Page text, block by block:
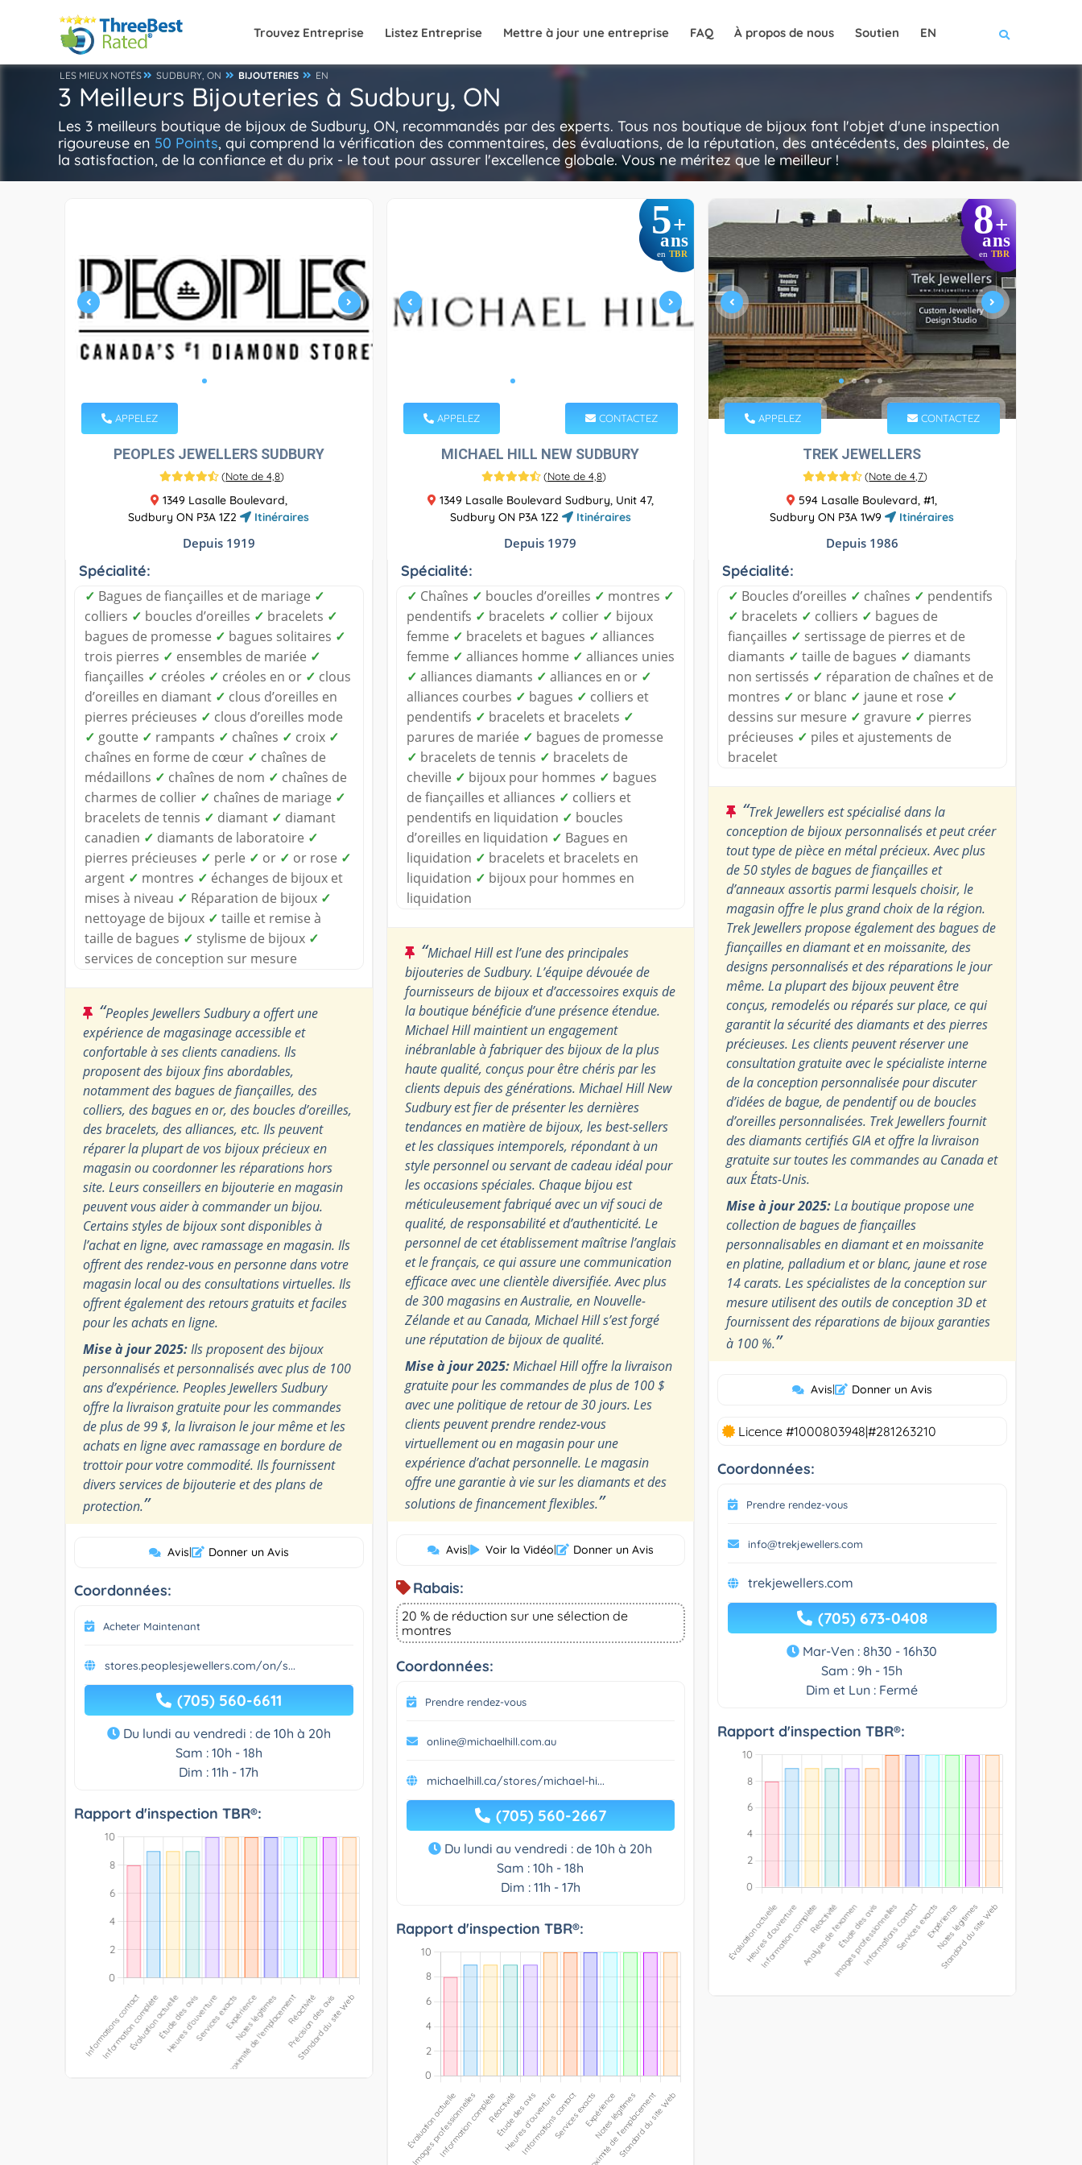
Trouvez Entreprise Listez Entreprise Mettre à jour une entreprise FAQ À propos de nous Soutien EN
LES MIEUX NOTÉS SUDBURY, ON BIJOUTERIES EN
3 Meilleurs Bijouteries à Sudbury, ON
Les 3 meilleurs boutique de bijoux de Sudbury, ON, recommandés par des experts. Tous nos boutique de bijoux font l'objet d'une inspection
rigoureuse en 50 Points, qui comprend la vérification des commentaires, des évaluations, de la réputation, des antécédents, des plaintes, de
la satisfaction, de la confiance et du prix - le tout pour assurer l'excellence globale. Vous ne méritez que le meilleur !
APPELEZ
PEOPLES JEWELLERS SUDBURY
(Note de 4,8)
1349 Lasalle Boulevard,
Sudbury ON P3A 1Z2
Itinéraires
Depuis 1919
Spécialité:
✓ Bagues de fiançailles et de mariage ✓
colliers ✓ boucles d’oreilles ✓ bracelets ✓
bagues de promesse ✓ bagues solitaires ✓
trois pierres ✓ ensembles de mariée ✓
fiançailles ✓ créoles ✓ créoles en or ✓ clous
d’oreilles en diamant ✓ clous d’oreilles en
pierres précieuses ✓ clous d’oreilles mode
✓ goutte ✓ rampants ✓ chaînes ✓ croix ✓
chaînes en forme de cœur ✓ chaînes de
médaillons ✓ chaînes de nom ✓ chaînes de
charmes de collier ✓ chaînes de mariage ✓
bracelets de tennis ✓ diamant ✓ diamant
canadien ✓ diamants de laboratoire ✓
pierres précieuses ✓ perle ✓ or ✓ or rose ✓
argent ✓ montres ✓ échanges de bijoux et
mises à niveau ✓ Réparation de bijoux ✓
nettoyage de bijoux ✓ taille et remise à
taille de bagues ✓ stylisme de bijoux ✓
services de conception sur mesure
“Peoples Jewellers Sudbury a offert une
expérience de magasinage accessible et
confortable à ses clients canadiens. Ils
proposent des bijoux fins abordables,
notamment des bagues de fiançailles, des
colliers, des bagues en or, des boucles d’oreilles,
des bracelets, des alliances, etc. Ils peuvent
réparer la plupart de vos bijoux précieux en
magasin ou coordonner les réparations hors
site. Leurs conseillers en bijouterie en magasin
peuvent vous aider à commander un bijou.
Certains styles de bijoux sont disponibles à
l’achat en ligne, avec ramassage en magasin. Ils
offrent des rendez-vous en personne dans votre
magasin local ou des consultations virtuelles. Ils
offrent également des retours gratuits et faciles
pour les achats en ligne.
Mise à jour 2025:Ils proposent des bijoux
personnalisés et personnalisés avec plus de 100
ans d’expérience. Peoples Jewellers Sudbury
offre la livraison gratuite pour les commandes
de plus de 99 $, la livraison le jour même et les
achats en ligne avec ramassage en bordure de
trottoir pour votre commodité. Ils fournissent
divers services de bijouterie et des plans de
protection.”
Avis| Donner un Avis
Coordonnées:
Acheter Maintenant
stores.peoplesjewellers.com/on/s...
(705) 560-6611
Du lundi au vendredi : de 10h à 20h
Sam : 10h - 18h
Dim : 11h - 17h
Rapport d'inspection TBR®:
5+
ans
en TBR
APPELEZ CONTACTEZ
MICHAEL HILL NEW SUDBURY
(Note de 4,8)
1349 Lasalle Boulevard Sudbury, Unit 47,
Sudbury ON P3A 1Z2
Itinéraires
Depuis 1979
Spécialité:
✓ Chaînes ✓ boucles d’oreilles ✓ montres ✓
pendentifs ✓ bracelets ✓ collier ✓ bijoux
femme ✓ bracelets et bagues ✓ alliances
femme ✓ alliances homme ✓ alliances unies
✓ alliances diamants ✓ alliances en or ✓
alliances courbes ✓ bagues ✓ colliers et
pendentifs ✓ bracelets et bracelets ✓
parures de mariée ✓ bagues de promesse
✓ bracelets de tennis ✓ bracelets de
cheville ✓ bijoux pour hommes ✓ bagues
de fiançailles et alliances ✓ colliers et
pendentifs en liquidation ✓ boucles
d’oreilles en liquidation ✓ Bagues en
liquidation ✓ bracelets et bracelets en
liquidation ✓ bijoux pour hommes en
liquidation
“Michael Hill est l’une des principales
bijouteries de Sudbury. L’équipe dévouée de
fournisseurs de bijoux et d’accessoires exquis de
la boutique bénéficie d’une présence étendue.
Michael Hill maintient un engagement
inébranlable à fabriquer des bijoux de la plus
haute qualité, conçus pour être chéris par les
clients depuis des générations. Michael Hill New
Sudbury est fier de présenter les dernières
tendances en matière de bijoux, les best-sellers
et les classiques intemporels, répondant à un
style personnel ou servant de cadeau idéal pour
les occasions spéciales. Chaque bijou est
méticuleusement fabriqué avec un vif souci de
qualité, de responsabilité et d’authenticité. Le
personnel de cet établissement maîtrise l’anglais
et le français, ce qui assure une communication
efficace avec une clientèle diversifiée. Avec plus
de 300 magasins en Australie, en Nouvelle-
Zélande et au Canada, Michael Hill s’est forgé
une réputation de bijoux de qualité.
Mise à jour 2025:Michael Hill offre la livraison
gratuite pour les commandes de plus de 100 $
avec une politique de retour de 30 jours. Les
clients peuvent prendre rendez-vous
virtuellement ou en magasin pour une
expérience d’achat personnelle. Le magasin
offre une garantie à vie sur les diamants et des
solutions de financement flexibles.”
Avis| Voir la Vidéo| Donner un Avis
Rabais:
20 % de réduction sur une sélection de
montres
Coordonnées:
Prendre rendez-vous
online@michaelhill.com.au
michaelhill.ca/stores/michael-hi...
(705) 560-2667
Du lundi au vendredi : de 10h à 20h
Sam : 10h - 18h
Dim : 11h - 17h
Rapport d'inspection TBR®:
8+
ans
en TBR
APPELEZ CONTACTEZ
TREK JEWELLERS
(Note de 4,7)
594 Lasalle Boulevard, #1,
Sudbury ON P3A 1W9
Itinéraires
Depuis 1986
Spécialité:
✓ Boucles d’oreilles ✓ chaînes ✓ pendentifs
✓ bracelets ✓ colliers ✓ bagues de
fiançailles ✓ sertissage de pierres et de
diamants ✓ taille de bagues ✓ diamants
non sertissés ✓ réparation de chaînes et de
montres ✓ or blanc ✓ jaune et rose ✓
dessins sur mesure ✓ gravure ✓ pierres
précieuses ✓ piles et ajustements de
bracelet
“Trek Jewellers est spécialisé dans la
conception de bijoux personnalisés et peut créer
tout type de pièce en métal précieux. Avec plus
de 50 styles de bagues de fiançailles et
d’anneaux assortis parmi lesquels choisir, le
magasin offre le plus grand choix de la région.
Trek Jewellers propose également des bagues de
fiançailles en diamant et en moissanite, des
designs personnalisés et des réparations le jour
même. La plupart des bijoux peuvent être
conçus, remodelés ou réparés sur place, ce qui
garantit la sécurité des diamants et des pierres
précieuses. Les clients peuvent réserver une
consultation gratuite avec le spécialiste interne
de la conception personnalisée pour discuter
d’idées de bague, de pendentif ou de boucles
d’oreilles personnalisées. Trek Jewellers fournit
des diamants certifiés GIA et offre la livraison
gratuite sur toutes les commandes au Canada et
aux États-Unis.
Mise à jour 2025:La boutique propose une
collection de bagues de fiançailles
personnalisables en diamant et en moissanite
en platine, palladium et or blanc, jaune et rose
14 carats. Les spécialistes de la conception sur
mesure utilisent des outils de conception 3D et
fournissent des réparations de bijoux garanties
à 100 %.”
Avis| Donner un Avis
Licence #1000803948|#281263210
Coordonnées:
Prendre rendez-vous
info@trekjewellers.com
trekjewellers.com
(705) 673-0408
Mar-Ven : 8h30 - 16h30
Sam : 9h - 15h
Dim et Lun : Fermé
Rapport d'inspection TBR®: